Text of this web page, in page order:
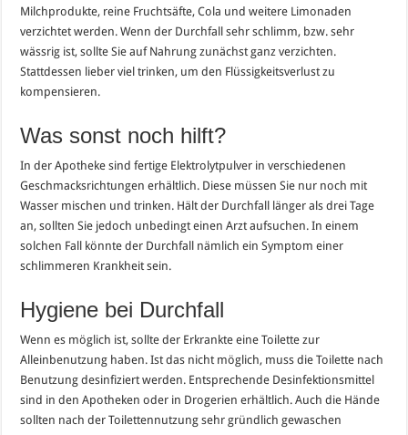
Milchprodukte, reine Fruchtsäfte, Cola und weitere Limonaden
verzichtet werden. Wenn der Durchfall sehr schlimm, bzw. sehr
wässrig ist, sollte Sie auf Nahrung zunächst ganz verzichten.
Stattdessen lieber viel trinken, um den Flüssigkeitsverlust zu
kompensieren.
Was sonst noch hilft?
In der Apotheke sind fertige Elektrolytpulver in verschiedenen
Geschmacksrichtungen erhältlich. Diese müssen Sie nur noch mit
Wasser mischen und trinken. Hält der Durchfall länger als drei Tage
an, sollten Sie jedoch unbedingt einen Arzt aufsuchen. In einem
solchen Fall könnte der Durchfall nämlich ein Symptom einer
schlimmeren Krankheit sein.
Hygiene bei Durchfall
Wenn es möglich ist, sollte der Erkrankte eine Toilette zur
Alleinbenutzung haben. Ist das nicht möglich, muss die Toilette nach
Benutzung desinfiziert werden. Entsprechende Desinfektionsmittel
sind in den Apotheken oder in Drogerien erhältlich. Auch die Hände
sollten nach der Toilettennutzung sehr gründlich gewaschen